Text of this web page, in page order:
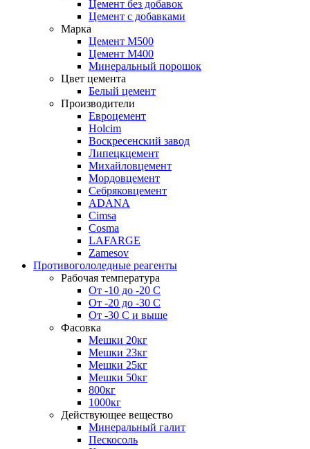
Цемент без добавок
Цемент с добавками
Марка
Цемент М500
Цемент М400
Минеральный порошок
Цвет цемента
Белый цемент
Производители
Евроцемент
Holcim
Воскресенский завод
Липецкцемент
Михайловцемент
Мордовцемент
Себряковцемент
ADANA
Cimsa
Cosma
LAFARGE
Zamesov
Противогололедные реагенты
Рабочая температура
От -10 до -20 С
От -20 до -30 С
От -30 С и выше
Фасовка
Мешки 20кг
Мешки 23кг
Мешки 25кг
Мешки 50кг
800кг
1000кг
Действующее вещество
Минеральный галит
Пескосоль